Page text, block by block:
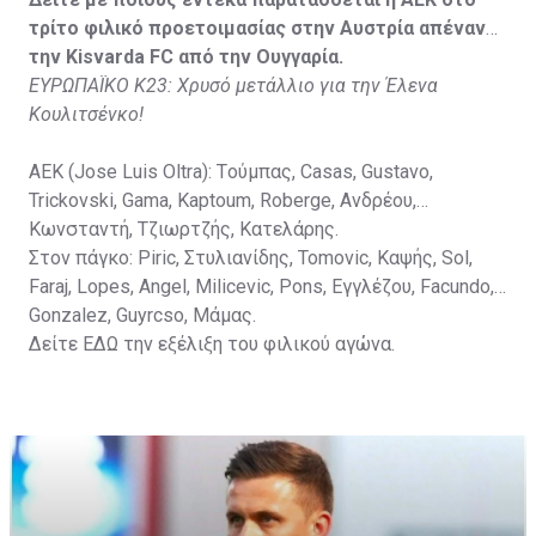
Vida, Otvos, Lucas, Camas, Mesanovic.
τρίτο φιλικό προετοιμασίας στην Αυστρία απέναντι
την Kisvarda FC από την Ουγγαρία.
ΕΥΡΩΠΑΪΚΟ Κ23: Χρυσό μετάλλιο για την Έλενα
Κουλιτσένκο!
ΑΕΚ (Jose Luis Oltra): Tούμπας, Casas, Gustavo,
Trickovski, Gama, Κaptoum, Roberge, Aνδρέου,
Κωνσταντή, Τζιωρτζής, Κατελάρης.
Στον πάγκο: Piric, Στυλιανίδης, Tomovic, Καψής, Sol,
Faraj, Lopes, Angel, Milicevic, Pons, Εγγλέζου, Facundo,
Gonzalez, Guyrcso, Μάμας.
Δείτε ΕΔΩ την εξέλιξη του φιλικού αγώνα.